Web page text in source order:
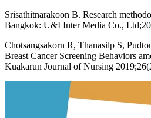
Srisathitnarakoon B. Research
Bangkok: U&I Inter Media Co.,
Chotsangsakorn R, Thanasilp S,
Breast Cancer Screening Behaviors
Kuakarun Journal of Nursing